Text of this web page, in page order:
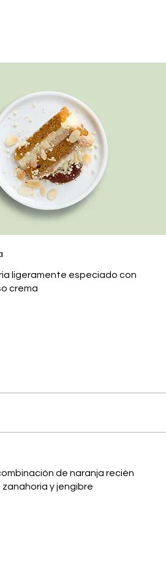
ligeramente especiado con
crema
de naranja recién
y jengibre